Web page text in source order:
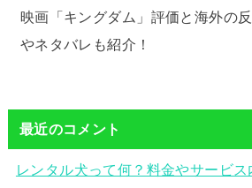
映画「キングダム」評価と海外の
やネタバレも紹介！
最近のコメント
レンタル犬って何？料金やサービス